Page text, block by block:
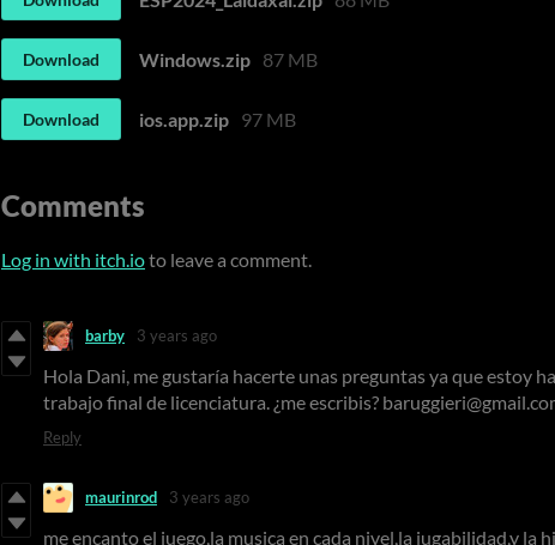
Download Windows.zip 87 MB
Download ios.app.zip 97 MB
Comments
Log in with itch.ioto leave a comment.
barby 3 years ago
Hola Dani, me gustaría hacerte unas preguntas ya que estoy
trabajo final de licenciatura. ¿me escribis?
Reply
maurinrod 3 years ago
me encanto el juego,la musica en cada nivel,la jugabilidad,y la